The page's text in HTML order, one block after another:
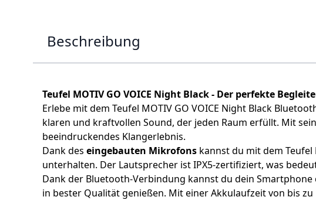
Beschreibung
Teufel MOTIV GO VOICE Night Black - Der perfekte
Erlebe mit dem Teufel MOTIV GO VOICE Night Black
klaren und kraftvollen Sound, der jeden Raum erfüllt. Mit
beeindruckendes Klangerlebnis.
Dank des eingebauten Mikrofons kannst du mit dem Teufel
unterhalten. Der Lautsprecher ist IPX5-zertifiziert, was
Dank der Bluetooth-Verbindung kannst du dein
in bester Qualität genießen. Mit einer Akkulaufzeit von bis